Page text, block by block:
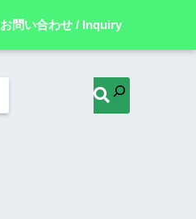
お問い合わせ / Inquiry